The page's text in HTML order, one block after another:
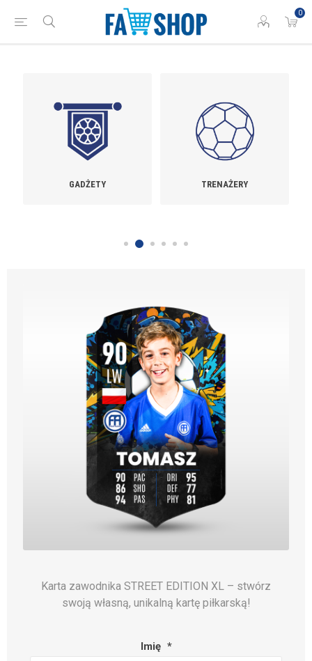
0
GADŻETY TRENAŻERY
Karta zawodnika STREET EDITION XL – stwórz
swoją własną, unikalną kartę piłkarską!
Imię *